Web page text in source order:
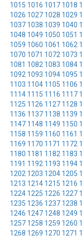
1015 1016 1017 1018
1026 1027 1028 1029
1037 1038 1039 1040
1048 1049 1050 1051
1059 1060 1061 1062
1070 1071 1072 1073
1081 1082 1083 1084
1092 1093 1094 1095
1103 1104 1105 1106
1114 1115 1116 1117
1125 1126 1127 1128
1136 1137 1138 1139
1147 1148 1149 1150
1158 1159 1160 1161
1169 1170 1171 1172
1180 1181 1182 1183
1191 1192 1193 1194
1202 1203 1204 1205
1213 1214 1215 1216
1224 1225 1226 1227
1235 1236 1237 1238
1246 1247 1248 1249
1257 1258 1259 1260
1268 1269 1270 1271